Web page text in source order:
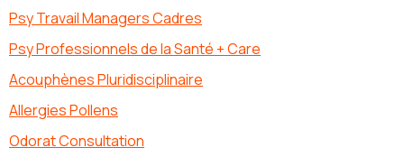
Psy Travail Managers Cadres
Psy Professionnels de la Santé + Care
Acouphènes Pluridisciplinaire
Allergies Pollens
Odorat Consultation